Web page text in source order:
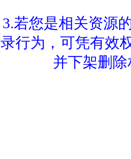
3.若您是相关资源
录行为，可凭有效
并下架删